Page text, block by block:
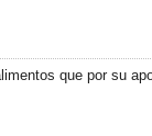
que por su